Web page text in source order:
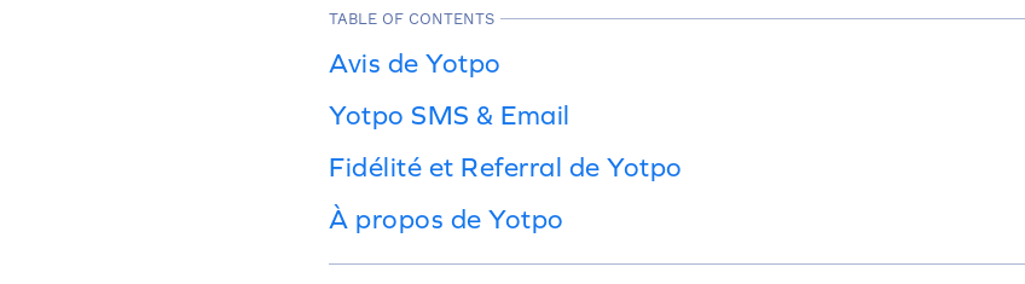
TABLE OF CONTENTS
Avis de Yotpo
Yotpo SMS & Email
Fidélité et Referral de Yotpo
À propos de Yotpo